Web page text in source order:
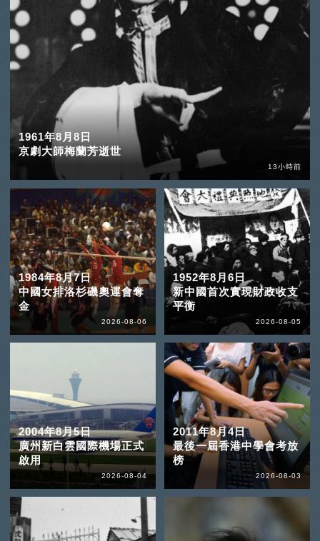
1961年8月8日
京劇大師梅蘭芳逝世
13小時前
1984年8月7日
中國女排洛杉磯奧運會奪
金
2026-08-06
1952年8月6日
新中國首次實現財政收支
平衡
2026-08-05
2004年8月5日
廣州新白雲國際機場正式
啟用
2026-08-04
2011年8月4日
最後一屆香港中學會考放
榜
2026-08-03